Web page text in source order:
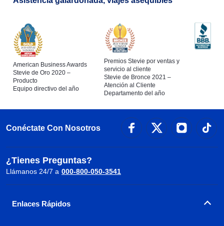
American Business Awards
Stevie de Oro 2020 –
Producto
Equipo directivo del año
Premios Stevie por ventas y
servicio al cliente
Stevie de Bronce 2021 –
Atención al Cliente
Departamento del año
Conéctate Con Nosotros
¿Tienes Preguntas?
Llámanos 24/7 a 000-800-050-3541
Enlaces Rápidos